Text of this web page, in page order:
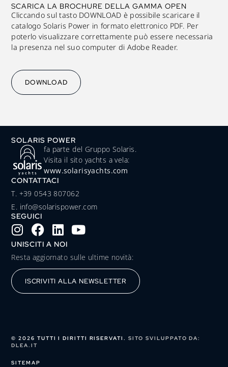
SCARICA LA BROCHURE DELLA GAMMA OPEN
Cliccando sul tasto DOWNLOAD è possibile scaricare il
catalogo Solaris Power in formato elettronico PDF. Per
poterlo visualizzare correttamente può essere necessaria
la presenza nel suo computer di Adobe Reader.
DOWNLOAD
SOLARIS POWER
fa parte del Gruppo Solaris.
Visita il sito yachts a vela:
www.solarisyachts.com
CONTATTACI
‭T. +39 0543 807062‬
E. info@solarispower.com
SEGUICI
UNISCITI A NOI
Resta aggiornato sulle ultime novità:
ISCRIVITI ALLA NEWSLETTER
© 2026 TUTTI I DIRITTI RISERVATI. SITO SVILUPPATO DA:
DLEA.IT
SITEMAP